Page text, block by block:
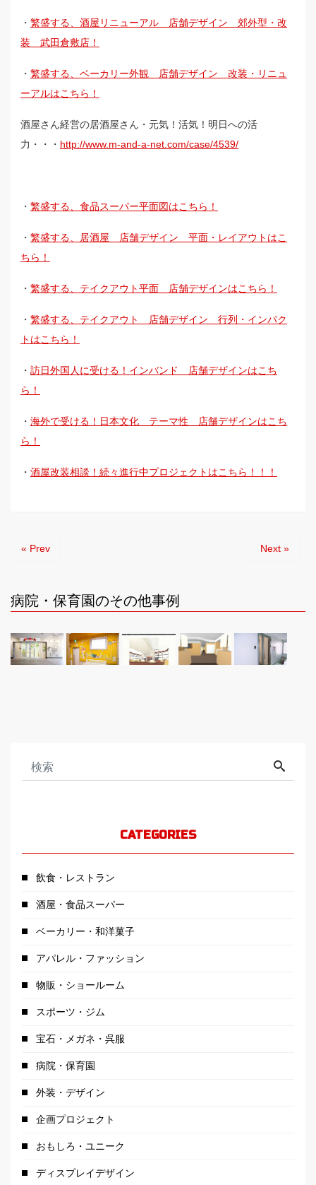
・ 繁盛する、酒屋リニューアル 店舗デザイン 郊外型・改
装 武田倉敷店！
・ 繁盛する、ベーカリー外観 店舗デザイン 改装・リニュ
ーアルはこちら！
酒屋さん経営の居酒屋さん・元気！活気！明日への活
力・・・ http://www.m-and-a-net.com/case/4539/
・ 繁盛する、食品スーパー平面図はこちら！
・ 繁盛する、居酒屋 店舗デザイン 平面・レイアウトはこ
ちら！
・ 繁盛する、テイクアウト平面 店舗デザインはこちら！
・ 繁盛する、テイクアウト 店舗デザイン 行列・インパク
トはこちら！
・ 訪日外国人に受ける！インバンド 店舗デザインはこち
ら！
・ 海外で受ける！日本文化 テーマ性 店舗デザインはこち
ら！
・ 酒屋改装相談！続々進行中プロジェクトはこちら！！！
« Prev Next »
病院・保育園のその他事例
CATEGORIES
飲食・レストラン
酒屋・食品スーパー
ベーカリー・和洋菓子
アパレル・ファッション
物販・ショールーム
スポーツ・ジム
宝石・メガネ・呉服
病院・保育園
外装・デザイン
企画プロジェクト
おもしろ・ユニーク
ディスプレイデザイン